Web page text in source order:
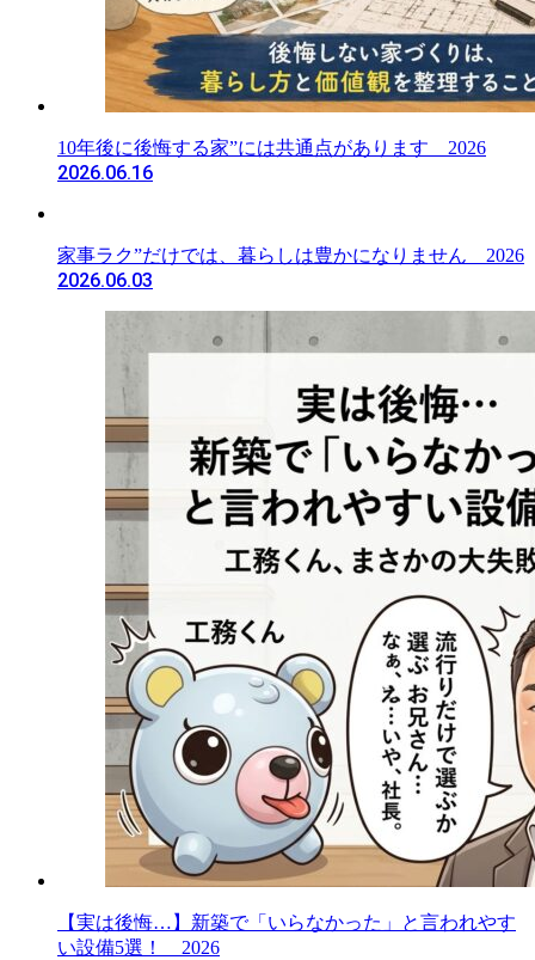
10年後に後悔する家”には共通点があります 2026
2026.06.16
家事ラク”だけでは、暮らしは豊かになりません 2026
2026.06.03
【実は後悔…】新築で「いらなかった」と言われやす
い設備5選！ 2026